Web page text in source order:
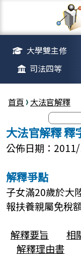
大學雙主修
司法四等
首頁 大法官解釋
大法官解釋 釋
公佈日期：
解釋爭點
子女滿20歲於大
報扶養親屬免稅
解釋要旨
相
解釋理由書